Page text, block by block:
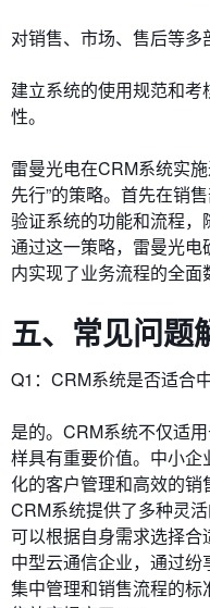
对销售、市场、售后等多
建立系统的使用规范和
性。
雷曼光电在CRM系统实
先行”的策略。首先在销
验证系统的功能和流程，
通过这一策略，雷曼光
内实现了业务流程的全面
五、常见问题
Q1：CRM系统是否适合
是的。CRM系统不仅适
样具有重要价值。中小
化的客户管理和高效的
CRM系统提供了多种灵
可以根据自身需求选择
中型云通信企业，通过
集中管理和销售流程的